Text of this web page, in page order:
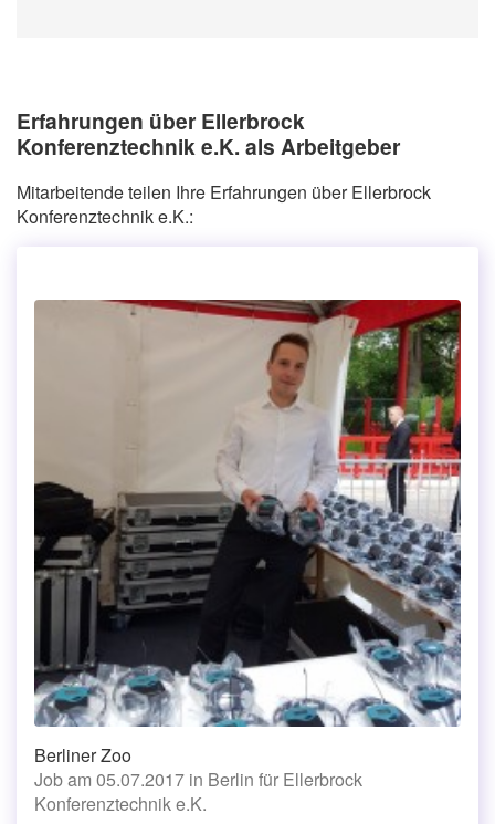
Erfahrungen über Ellerbrock
Konferenztechnik e.K. als Arbeitgeber
Mitarbeitende teilen Ihre Erfahrungen über Ellerbrock
Konferenztechnik e.K.:
Berliner Zoo
Job am 05.07.2017 in Berlin für Ellerbrock
Konferenztechnik e.K.